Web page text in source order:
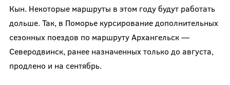
Кын. Некоторые маршруты в этом году будут работать
дольше. Так, в Поморье курсирование дополнительных
сезонных поездов по маршруту Архангельск —
Северодвинск, ранее назначенных только до августа,
продлено и на сентябрь.